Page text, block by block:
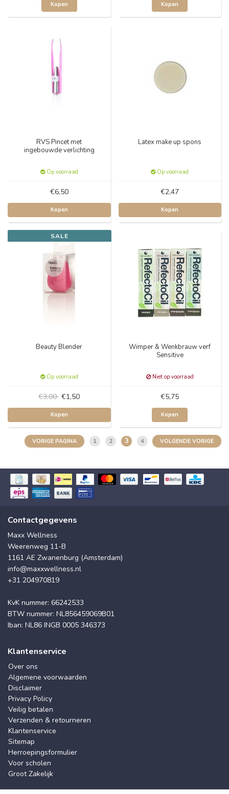
Kopen Kopen
RVS Pincet met
ingebouwde verlichting
Op voorraad
€6,50
Kopen
Latex make up spons
Op voorraad
€2,47
Kopen
SALE
Beauty Blender
Op voorraad
€3,00 €1,50
Kopen
Wimper & Wenkbrauw verf
Sensitive
Niet op voorraad
€5,75
Kopen
VORIGE PAGINA 1 2 3 4 VOLGENDE VORIGE
Contactgegevens
Maxx Wellness
Weerenweg 11-B
1161 AE Zwanenburg (Amsterdam)
info@maxxwellness.nl
+31 204970819
KvK nummer: 66242533
BTW nummer: NL856459069B01
Iban: NL86 INGB 0005 346373
Klantenservice
Over ons
Algemene voorwaarden
Disclaimer
Privacy Policy
Veilig betalen
Verzenden & retourneren
Klantenservice
Sitemap
Herroepingsformulier
Voor scholen
Groot Zakelijk